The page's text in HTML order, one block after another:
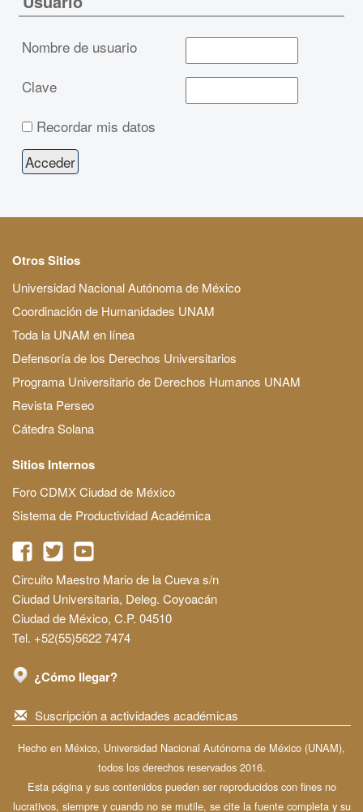
Nombre de usuario
Clave
Recordar mis datos
Otros Sitios
Universidad Nacional Autónoma de México
Coordinación de Humanidades UNAM
Toda la UNAM en línea
Defensoría de los Derechos Universitarios
Programa Universitario de Derechos Humanos UNAM
Revista Perseo
Cátedra Solana
Sitios Internos
Foro CDMX Ciudad de México
Sistema de Productividad Académica
Circuito Maestro Mario de la Cueva s/n
Ciudad Universitaria, Deleg. Coyoacán
Ciudad de México, C.P. 04510
Tel. +52(55)5622 7474
¿Cómo llegar?
Suscripción a actividades académicas
Hecho en México, Universidad Nacional Autónoma de México (UNAM),
todos los derechos reservados 2016.
Esta página y sus contenidos pueden ser reproducidos con fines no
lucrativos, siempre y cuando no se mutile, se cite la fuente completa y su